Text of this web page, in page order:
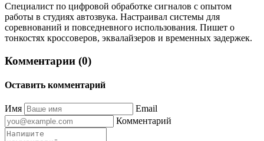
Специалист по цифровой обработке сигналов с опытом
работы в студиях автозвука. Настраивал системы для
соревнований и повседневного использования. Пишет о
тонкостях кроссоверов, эквалайзеров и временных задержек.
Комментарии (0)
Оставить комментарий
Имя
Email
Комментарий